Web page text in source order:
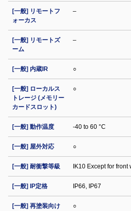
[一般] リモートフ
ォーカス
–
[一般] リモートズ
ーム
–
[一般] 内蔵IR ○
[一般] ローカルス
トレージ (メモリー
カードスロット)
○
[一般] 動作温度 -40 to 60 °C
[一般] 屋外対応 ○
[一般] 耐衝撃等級 IK10 Except for
[一般] IP定格 IP66, IP67
[一般] 再塗装向け
○